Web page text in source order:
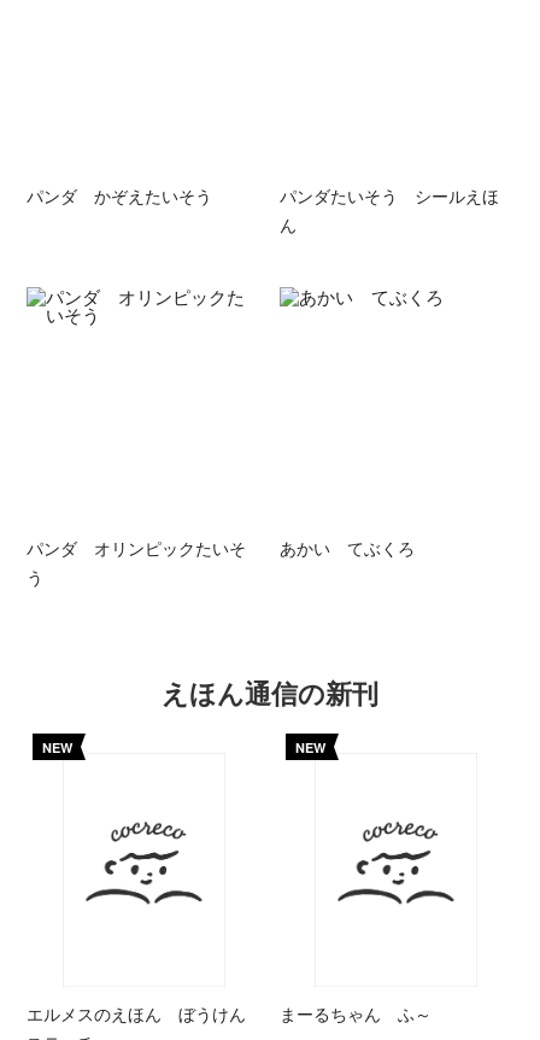
パンダ かぞえたいそう
パンダたいそう シールえほ
ん
パンダ オリンピックたいそ
う
あかい てぶくろ
えほん通信の新刊
NEW
エルメスのえほん ぼうけん
NEW
まーるちゃん ふ～